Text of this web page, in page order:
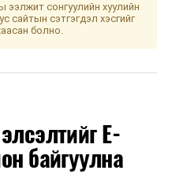
сонгуулийн хуулийн
сайтын сэтгэгдэл хэсгийг
болно.
E-
байгуулна